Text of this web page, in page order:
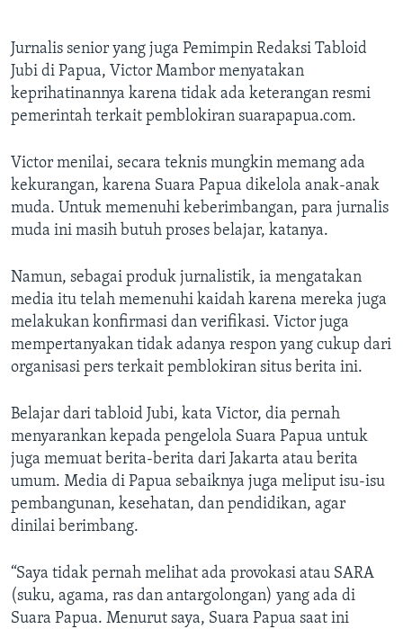
Jurnalis senior yang juga Pemimpin Redaksi Tabloid
Jubi di Papua, Victor Mambor menyatakan
keprihatinannya karena tidak ada keterangan resmi
pemerintah terkait pemblokiran suarapapua.com.
Victor menilai, secara teknis mungkin memang ada
kekurangan, karena Suara Papua dikelola anak-anak
muda. Untuk memenuhi keberimbangan, para jurnalis
muda ini masih butuh proses belajar, katanya.
Namun, sebagai produk jurnalistik, ia mengatakan
media itu telah memenuhi kaidah karena mereka juga
melakukan konfirmasi dan verifikasi. Victor juga
mempertanyakan tidak adanya respon yang cukup dari
organisasi pers terkait pemblokiran situs berita ini.
Belajar dari tabloid Jubi, kata Victor, dia pernah
menyarankan kepada pengelola Suara Papua untuk
juga memuat berita-berita dari Jakarta atau berita
umum. Media di Papua sebaiknya juga meliput isu-isu
pembangunan, kesehatan, dan pendidikan, agar
dinilai berimbang.
“Saya tidak pernah melihat ada provokasi atau SARA
(suku, agama, ras dan antargolongan) yang ada di
Suara Papua. Menurut saya, Suara Papua saat ini